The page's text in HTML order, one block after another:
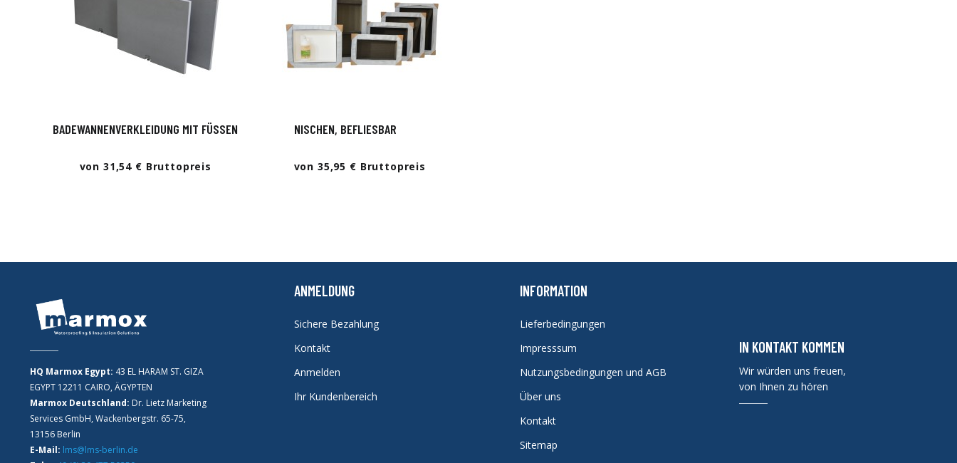
BADEWANNENVERKLEIDUNG MIT FÜSSEN
von 31,54 € Bruttopreis
NISCHEN, BEFLIESBAR
von 35,95 € Bruttopreis
HQ Marmox Egypt: 43 EL HARAM ST. GIZA
EGYPT 12211 CAIRO, ÄGYPTEN
Marmox Deutschland: Dr. Lietz Marketing
Services GmbH, Wackenbergstr. 65-75,
13156 Berlin
E-Mail: lms@lms-berlin.de
ANMELDUNG
Sichere Bezahlung
Kontakt
Anmelden
Ihr Kundenbereich
INFORMATION
Lieferbedingungen
Impresssum
Nutzungsbedingungen und AGB
Über uns
Kontakt
Sitemap
IN KONTAKT KOMMEN
Wir würden uns freuen,
von Ihnen zu hören